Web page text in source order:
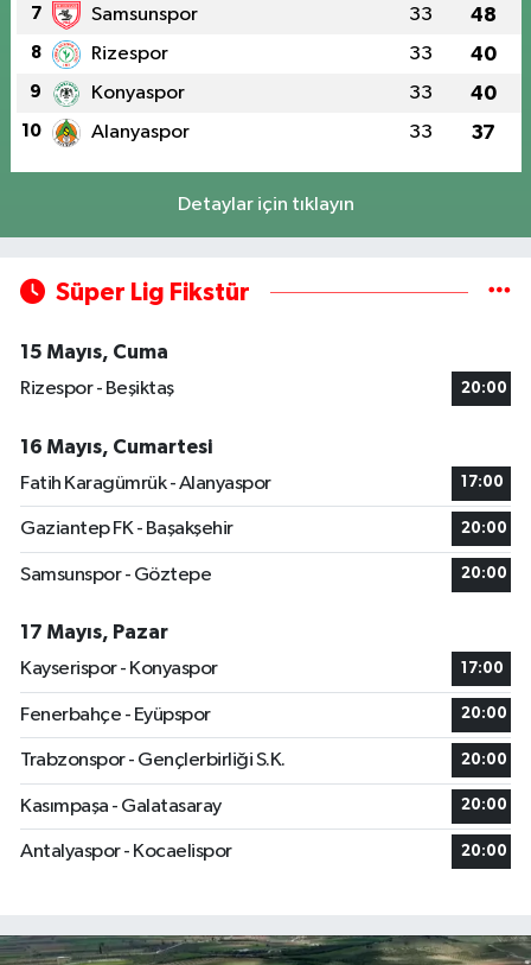
7 Samsunspor 33 48
8 Rizespor 33 40
9 Konyaspor 33 40
10 Alanyaspor 33 37
Detaylar için tıklayın
Süper Lig Fikstür
15 Mayıs, Cuma
Rizespor - Beşiktaş
20:00
16 Mayıs, Cumartesi
Fatih Karagümrük - Alanyaspor
17:00
Gaziantep FK - Başakşehir 20:00
Samsunspor - Göztepe 20:00
17 Mayıs, Pazar
Kayserispor - Konyaspor
17:00
Fenerbahçe - Eyüpspor 20:00
Trabzonspor - Gençlerbirliği S.K. 20:00
Kasımpaşa - Galatasaray 20:00
Antalyaspor - Kocaelispor 20:00